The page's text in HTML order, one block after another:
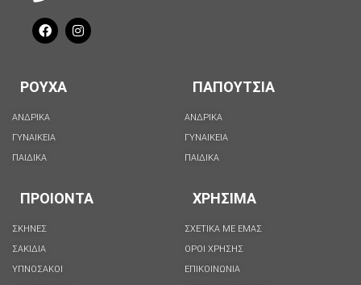
ΡΟΥΧΑ
ΑΝΔΡΙΚΑ
ΓΥΝΑΙΚΕΙΑ
ΠΑΙΔΙΚΑ
ΠΑΠΟΥΤΣΙΑ
ΑΝΔΡΙΚΑ
ΓΥΝΑΙΚΕΙΑ
ΠΑΙΔΙΚΑ
ΠΡΟΙΟΝΤΑ
ΣΚΗΝΕΣ
ΣΑΚΙΔΙΑ
ΥΠΝΟΣΑΚΟΙ
ΧΡΗΣΙΜΑ
ΣΧΕΤΙΚΑ ΜΕ ΕΜΑΣ
ΟΡΟΙ ΧΡΗΣΗΣ
ΕΠΙΚΟΙΝΩΝΙΑ